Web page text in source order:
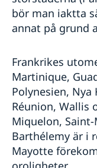
bör man iaktta
annat på grund
Frankrikes
Martinique,
Polynesien,
Réunion, Wallis
Miquelon, Saint-
Barthélemy är i
Mayotte